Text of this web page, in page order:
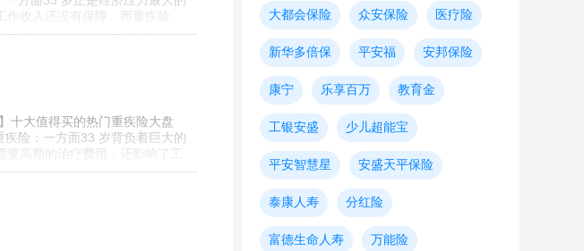
收入还没有保障。而重疾险
十大值得买的热门重疾险大盘
险：一方面33 岁背负着巨大的
高额的治疗费用，还影响了工
大都会保险 众安保险 医疗险
新华多倍保 平安福 安邦保险
康宁 乐享百万 教育金
工银安盛 少儿超能宝
平安智慧星 安盛天平保险
泰康人寿 分红险
富德生命人寿 万能险